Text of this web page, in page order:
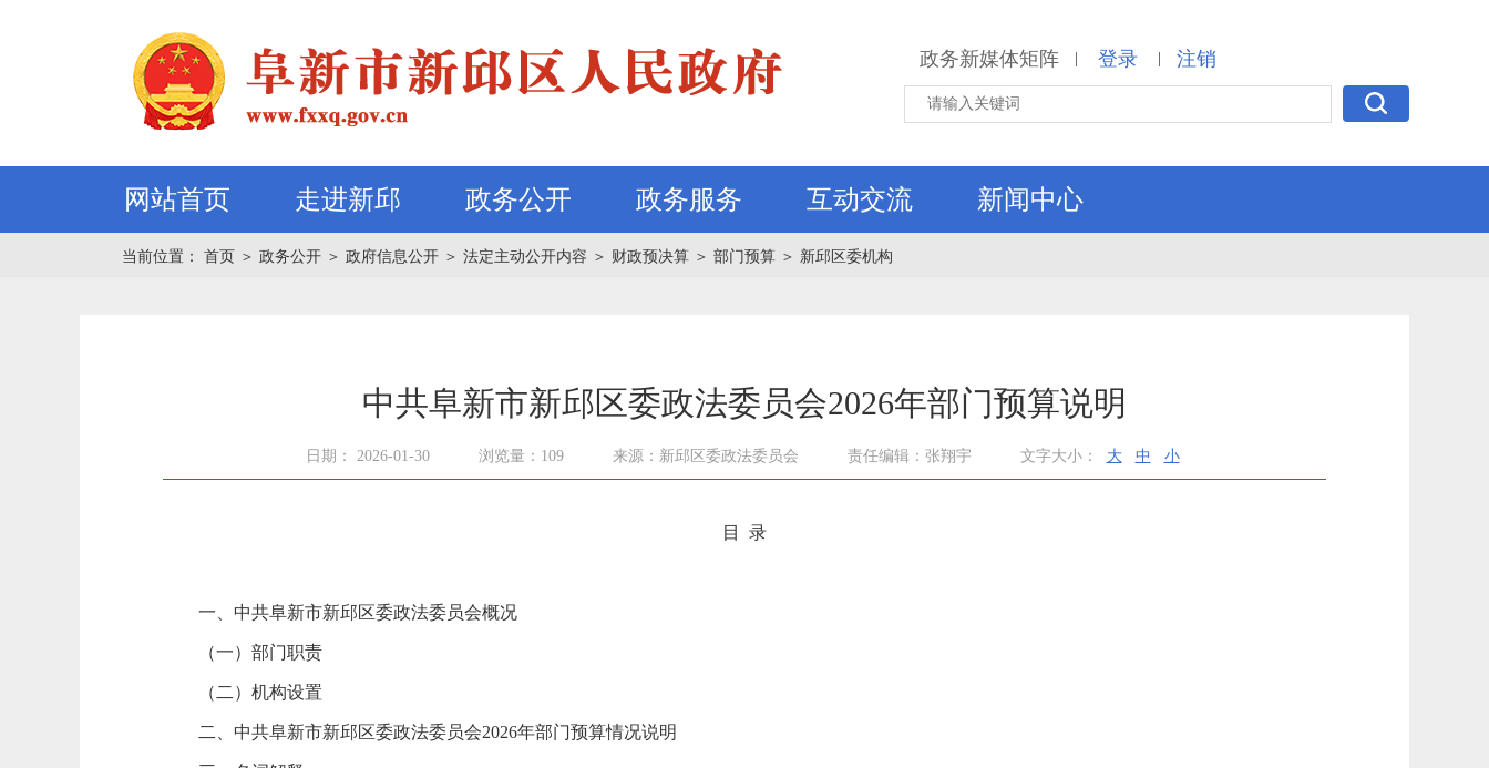
政务新媒体矩阵 | 登录 | 注销
网站首页 走进新邱 政务公开 政务服务 互动交流 新闻中心
当前位置： 首页 ＞ 政务公开 ＞ 政府信息公开 ＞ 法定主动公开内容 ＞ 财政预决算 ＞ 部门预算 ＞ 新邱区委机构
中共阜新市新邱区委政法委员会2026年部门预算说明
日期： 2026-01-30 浏览量：109 来源：新邱区委政法委员会 责任编辑：张翔宇 文字大小： 大 中 小
目 录
一、中共阜新市新邱区委政法委员会概况
（一）部门职责
（二）机构设置
二、中共阜新市新邱区委政法委员会2026年部门预算情况说明